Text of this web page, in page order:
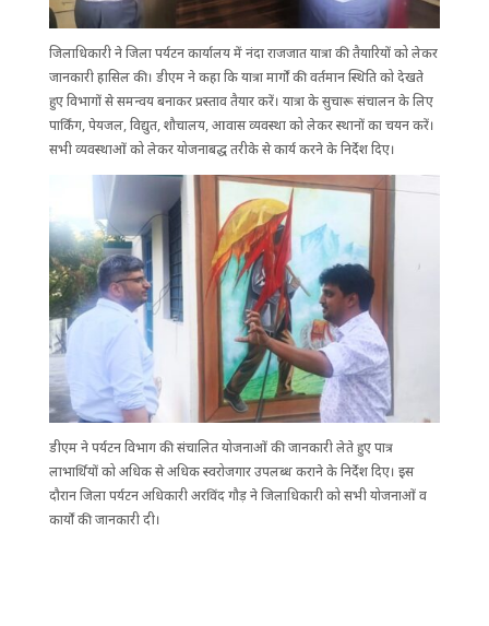
जिलाधिकारी ने जिला पर्यटन कार्यालय में नंदा राजजात यात्रा की तैयारियों को लेकर
जानकारी हासिल की। डीएम ने कहा कि यात्रा मार्गों की वर्तमान स्थिति को देखते
हुए विभागों से समन्वय बनाकर प्रस्ताव तैयार करें। यात्रा के सुचारू संचालन के लिए
पार्किंग, पेयजल, विद्युत, शौचालय, आवास व्यवस्था को लेकर स्थानों का चयन करें।
सभी व्यवस्थाओं को लेकर योजनाबद्ध तरीके से कार्य करने के निर्देश दिए।
डीएम ने पर्यटन विभाग की संचालित योजनाओं की जानकारी लेते हुए पात्र
लाभार्थियों को अधिक से अधिक स्वरोजगार उपलब्ध कराने के निर्देश दिए। इस
दौरान जिला पर्यटन अधिकारी अरविंद गौड़ ने जिलाधिकारी को सभी योजनाओं व
कार्यों की जानकारी दी।